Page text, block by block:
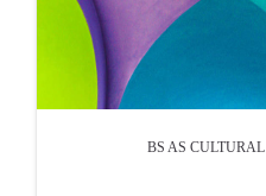
BS AS CULTURAL